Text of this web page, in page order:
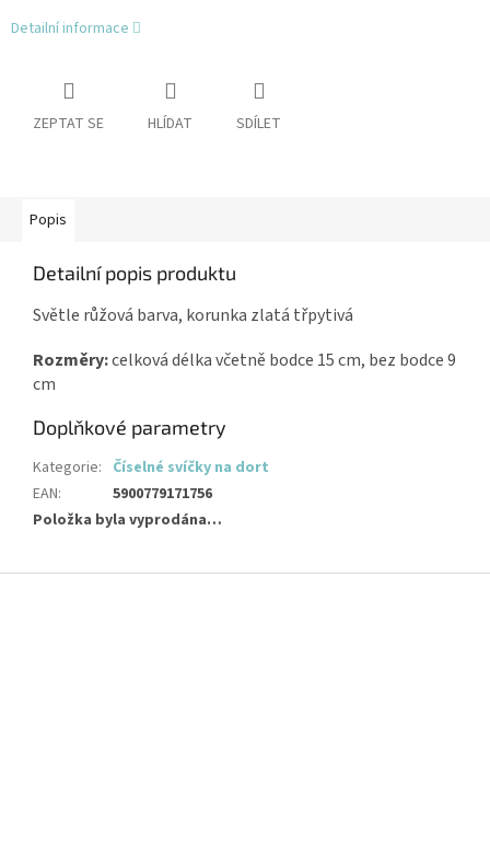
Detailní informace
ZEPTAT SE HLÍDAT SDÍLET
Popis
Detailní popis produktu
Světle růžová barva, korunka zlatá třpytivá
Rozměry:celková délka včetně bodce 15 cm, bez bodce 9
cm
Doplňkové parametry
Kategorie: Číselné svíčky na dort
EAN:
5900779171756
Položka byla vyprodána…